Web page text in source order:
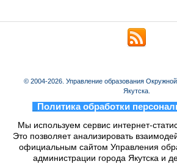
© 2004-2026. Управление образования
Якутска.
Политика обработки
Мы используем сервис интернет-
Это позволяет анализировать
официальным сайтом Управления
администрации города Якутска и